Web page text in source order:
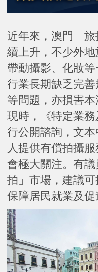
近年來，澳門「
續上升，不少外地
帶動攝影、化妝
行業長期缺乏完
等問題，亦損害本
現時，《特定業
行公開諮詢，文
人提供有償拍攝
會極大關注。有
拍」市場，建議可
保障居民就業及促